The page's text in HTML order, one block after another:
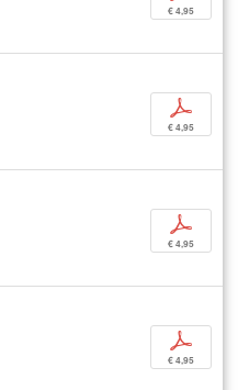
€ 4,95
p
€ 4,95
p
€ 4,95
p
€ 4,95